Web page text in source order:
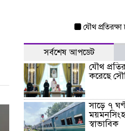
যৌথ প্রতিরক্ষা
সর্বশেষ আপডেট
যৌথ
করেছে
সাড়ে ৭
স্বাভাবিক